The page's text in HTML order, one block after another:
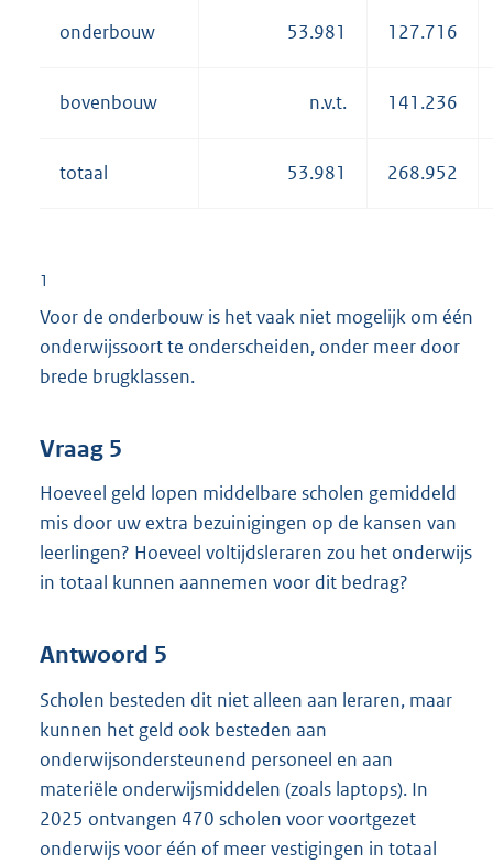
onderbouw 53.981 127.716
bovenbouw n.v.t. 141.236
totaal 53.981 268.952
1
Voor de onderbouw is het vaak niet mogelijk om één
onderwijssoort te onderscheiden, onder meer door
brede brugklassen.
Vraag 5
Hoeveel geld lopen middelbare scholen gemiddeld
mis door uw extra bezuinigingen op de kansen van
leerlingen? Hoeveel voltijdsleraren zou het onderwijs
in totaal kunnen aannemen voor dit bedrag?
Antwoord 5
Scholen besteden dit niet alleen aan leraren, maar
kunnen het geld ook besteden aan
onderwijsondersteunend personeel en aan
materiële onderwijsmiddelen (zoals laptops). In
2025 ontvangen 470 scholen voor voortgezet
onderwijs voor één of meer vestigingen in totaal